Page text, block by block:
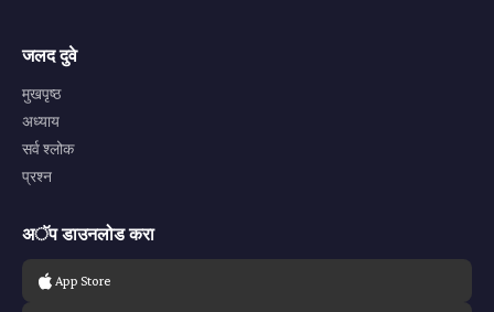
जलद दुवे
मुखपृष्ठ
अध्याय
सर्व श्लोक
प्रश्न
अॅप डाउनलोड करा
App Store